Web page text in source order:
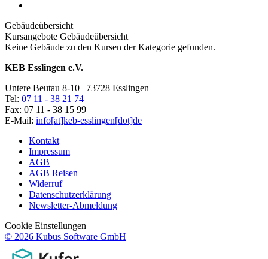
Gebäudeübersicht
Kursangebote Gebäudeübersicht
Keine Gebäude zu den Kursen der Kategorie gefunden.
KEB Esslingen e.V.
Untere Beutau 8-10 | 73728 Esslingen
Tel: 07 11 - 38 21 74
Fax: 07 11 - 38 15 99
E-Mail: info[at]keb-esslingen[dot]de
Kontakt
Impressum
AGB
AGB Reisen
Widerruf
Datenschutzerklärung
Newsletter-Abmeldung
Cookie Einstellungen
© 2026 Kubus Software GmbH